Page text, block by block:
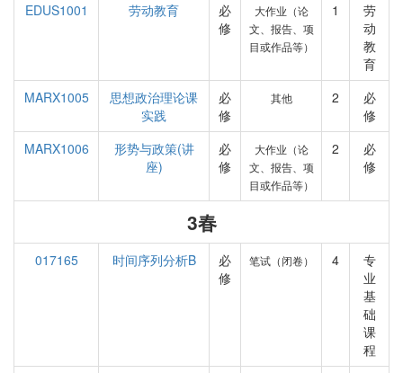
EDUS1001
劳动教育
必
修
大作业（论
文、报告、项
目或作品等）
1
劳
动
教
育
MARX1005
思想政治理论课
实践
必
修
其他 2
必
修
MARX1006
形势与政策(讲
座)
必
修
大作业（论
文、报告、项
目或作品等）
2
必
修
3春
017165 时间序列分析B
必
修
笔试（闭卷） 4
专
业
基
础
课
程